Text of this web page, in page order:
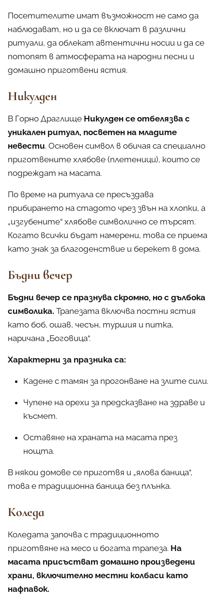
Посетителите имат възможност не само да
наблюдават, но и да се включат в различни
ритуали, да облекат автентични носии и да се
потопят в атмосферата на народни песни и
домашно приготвени ястия.
Никулден
В Горно Драглище Никулден се отбелязва с
уникален ритуал, посветен на младите
невести. Основен символ в обичая са специално
приготвените хлябове (плетеници), които се
подреждат на масата.
По време на ритуала се пресъздава
прибирането на стадото чрез звън на хлопки, а
„изгубените“ хлябове символично се търсят.
Когато всички бъдат намерени, това се приема
като знак за благоденствие и берекет в дома.
Бъдни вечер
Бъдни вечер се празнува скромно, но с дълбока
символика. Трапезата включва постни ястия
като боб, ошав, чесън, туршия и питка,
наричана „Боговица“.
Характерни за празника са:
Кадене с тамян за прогонване на злите сили.
Чупене на орехи за предсказване на здраве и
късмет.
Оставяне на храната на масата през
нощта.
В някои домове се приготвя и „ялова баница“,
това е традиционна баница без плънка.
Коледа
Коледата започва с традиционното
приготвяне на месо и богата трапеза. На
масата присъстват домашно произведени
храни, включително местни колбаси като
нафпавок.